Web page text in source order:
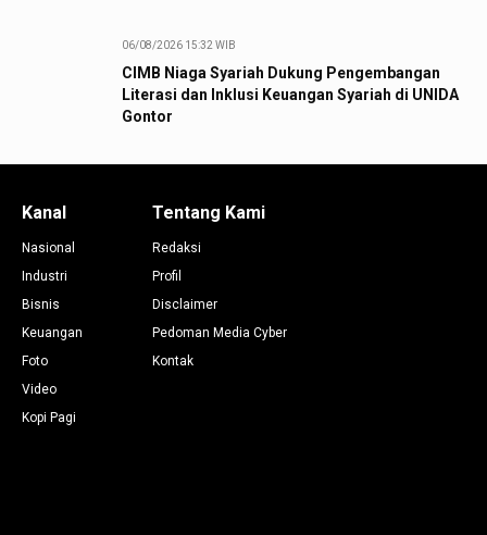
06/08/2026 15:32 WIB
CIMB Niaga Syariah Dukung Pengembangan
Literasi dan Inklusi Keuangan Syariah di UNIDA
Gontor
Kanal
Nasional
Industri
Bisnis
Keuangan
Foto
Video
Kopi Pagi
Tentang Kami
Redaksi
Profil
Disclaimer
Pedoman Media Cyber
Kontak